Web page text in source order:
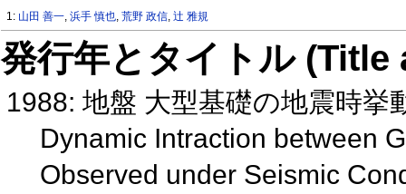
1: 山田 善一,浜手 慎也,荒野 政信,辻 雅規
発行年とタイトル
1988: 地盤 大型基礎の地震時挙
Dynamic Intraction between
Observed under Seismic